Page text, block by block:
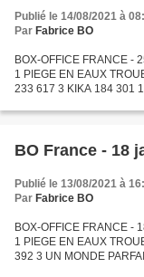
Publié le 14/08/2021 à
Par Fabrice BO
BOX-OFFICE FRANCE -
1 PIEGE EN EAUX
233 617 3 KIKA 184 301
BO France - 18
Publié le 13/08/2021 à
Par Fabrice BO
BOX-OFFICE FRANCE -
1 PIEGE EN EAUX
392 3 UN MONDE